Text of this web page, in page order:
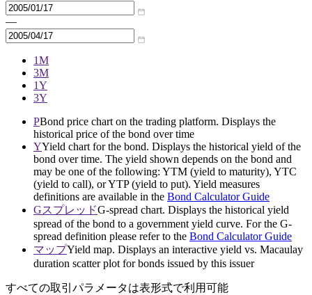
—
1M
3M
1Y
3Y
PBond price chart on the trading platform. Displays the
historical price of the bond over time
YYield chart for the bond. Displays the historical yield of the
bond over time. The yield shown depends on the bond and
may be one of the following: YTM (yield to maturity), YTC
(yield to call), or YTP (yield to put). Yield measures
definitions are available in the Bond Calculator Guide
GスプレッドG-spread chart. Displays the historical yield
spread of the bond to a government yield curve. For the G-
spread definition please refer to the Bond Calculator Guide
マップYield map. Displays an interactive yield vs. Macaulay
duration scatter plot for bonds issued by this issuer
すべての取引パラメータは表形式で利用可能